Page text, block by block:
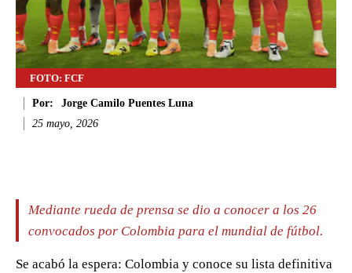
FOTO: FCF
Por:
Jorge Camilo Puentes Luna
25 mayo, 2026
Mediante rueda de prensa se dio a conocer a los 26
convocados por Colombia para el mundial de fútbol.
Se acabó la espera: Colombia y conoce su lista definitiva